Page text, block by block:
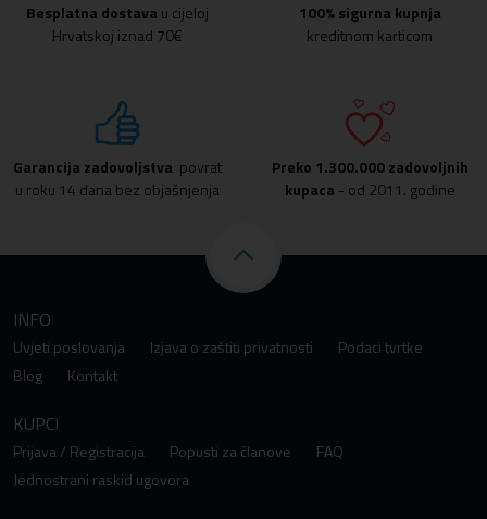
Besplatna dostava u cijeloj
Hrvatskoj iznad 70€
100% sigurna kupnja
kreditnom karticom
Garancija zadovoljstva povrat
u roku 14 dana bez objašnjenja
Preko 1.300.000 zadovoljnih
kupaca - od 2011. godine
INFO
Uvjeti poslovanja Izjava o zaštiti privatnosti
Podaci tvrtke
Blog
Kontakt
KUPCI
Prijava / Registracija Popusti za članove
FAQ
Jednostrani raskid ugovora